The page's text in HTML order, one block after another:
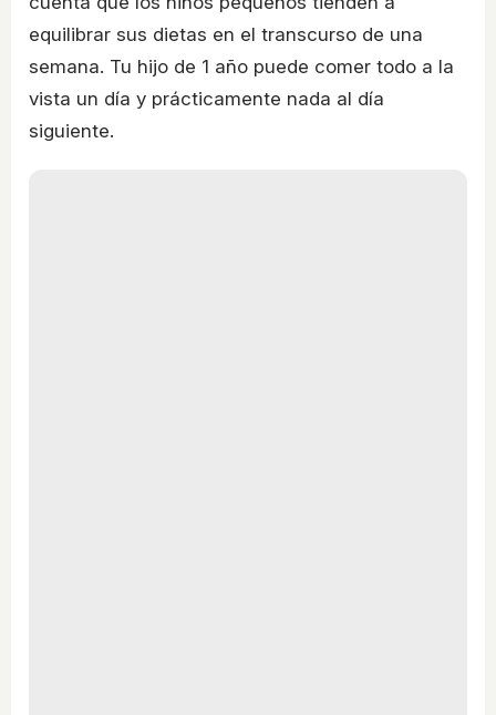
equilibrar sus dietas en el transcurso de una
semana. Tu hijo de 1 año puede comer todo a la
vista un día y prácticamente nada al día
siguiente.